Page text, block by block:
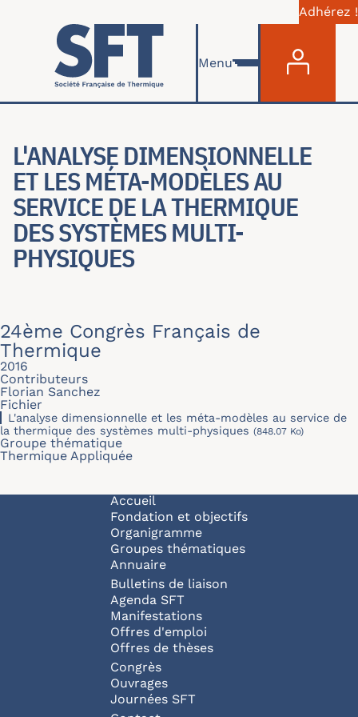
Aller au contenu principal
Adhérez !
Menu
L'ANALYSE DIMENSIONNELLE
ET LES MÉTA-MODÈLES AU
SERVICE DE LA THERMIQUE
DES SYSTÈMES MULTI-
PHYSIQUES
24ème Congrès Français de
Thermique
2016
Contributeurs
Florian Sanchez
Fichier
L'analyse dimensionnelle et les méta-modèles au service de
la thermique des systèmes multi-physiques (848.07 Ko)
Groupe thématique
Thermique Appliquée
Navigation principale
Accueil
Fondation et objectifs
Organigramme
Groupes thématiques
Annuaire
Bulletins de liaison
Agenda SFT
Manifestations
Offres d'emploi
Offres de thèses
Congrès
Ouvrages
Journées SFT